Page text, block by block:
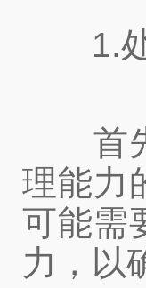
1.处
首先
理能力
可能需
力，以